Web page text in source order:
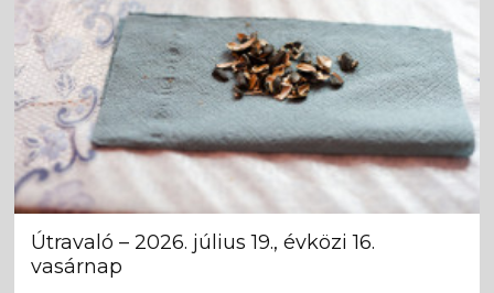
Útravaló – 2026. július 19., évközi 16.
vasárnap